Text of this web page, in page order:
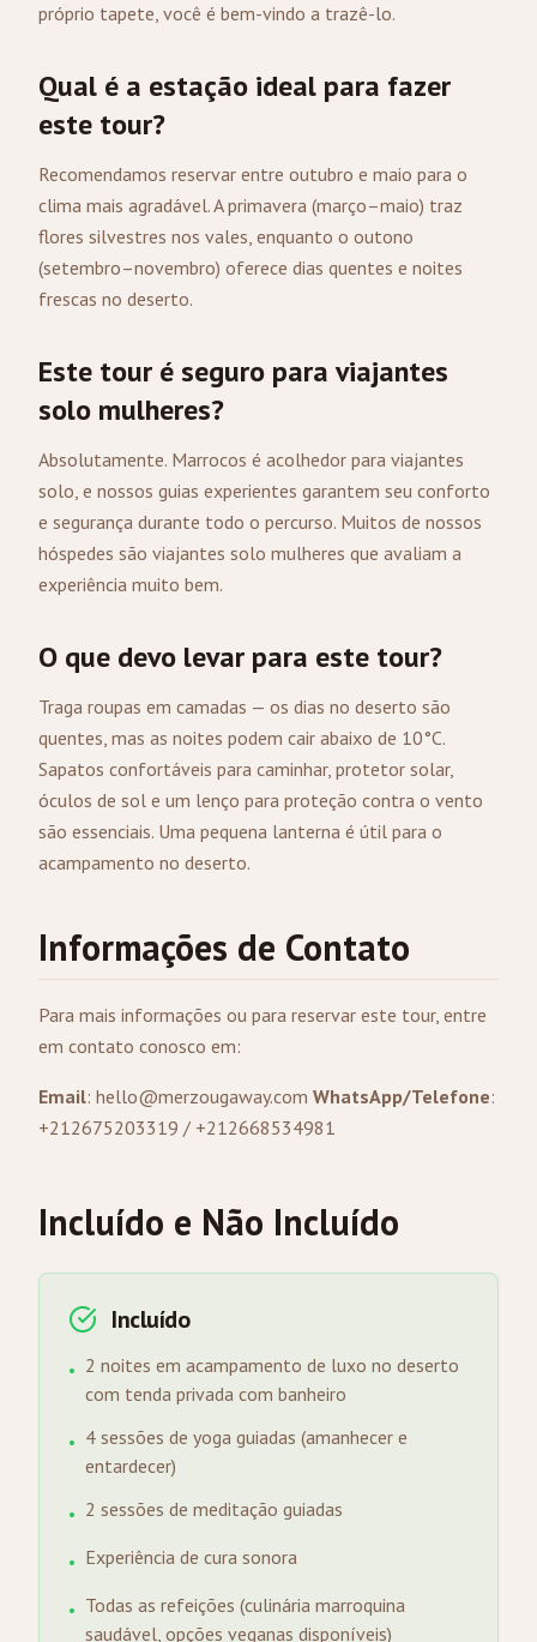
próprio tapete, você é bem-vindo a trazê-lo.
Qual é a estação ideal para fazer
este tour?
Recomendamos reservar entre outubro e maio para o
clima mais agradável. A primavera (março–maio) traz
flores silvestres nos vales, enquanto o outono
(setembro–novembro) oferece dias quentes e noites
frescas no deserto.
Este tour é seguro para viajantes
solo mulheres?
Absolutamente. Marrocos é acolhedor para viajantes
solo, e nossos guias experientes garantem seu conforto
e segurança durante todo o percurso. Muitos de nossos
hóspedes são viajantes solo mulheres que avaliam a
experiência muito bem.
O que devo levar para este tour?
Traga roupas em camadas — os dias no deserto são
quentes, mas as noites podem cair abaixo de 10°C.
Sapatos confortáveis para caminhar, protetor solar,
óculos de sol e um lenço para proteção contra o vento
são essenciais. Uma pequena lanterna é útil para o
acampamento no deserto.
Informações de Contato
Para mais informações ou para reservar este tour, entre
em contato conosco em:
Email: hello@merzougaway.com WhatsApp/Telefone:
+212675203319 / +212668534981
Incluído e Não Incluído
Incluído
• 2 noites em acampamento de luxo no deserto
com tenda privada com banheiro
• 4 sessões de yoga guiadas (amanhecer e
entardecer)
• 2 sessões de meditação guiadas
• Experiência de cura sonora
• Todas as refeições (culinária marroquina
saudável, opções veganas disponíveis)